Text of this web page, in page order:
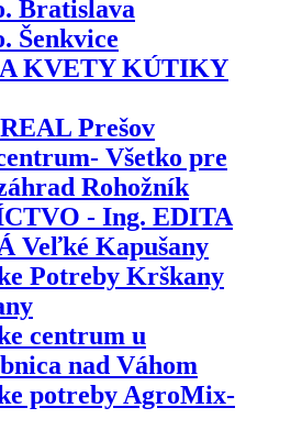
Bratislava
Šenkvice
KVETY KÚTIKY
Prešov
Všetko pre
Rohožník
- Ing. EDITA
Veľké Kapušany
Potreby Krškany
centrum u
nad Váhom
potreby AgroMix-